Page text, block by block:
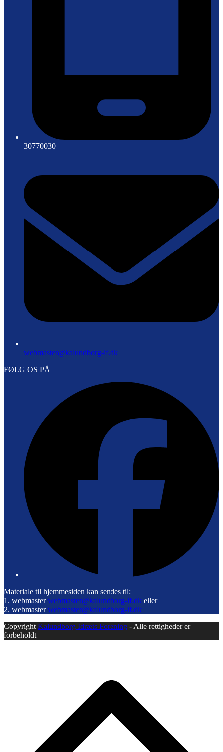
30770030
webmaster@kalundborg-if.dk
FØLG OS PÅ
Materiale til hjemmesiden kan sendes til:
1. webmasterwebmaster@kalundborg-if.dk eller
2. webmasterwebmaster@kalundborg-if.dk
Copyright Kalundborg Idræts Forening - Alle rettigheder er
forbeholdt